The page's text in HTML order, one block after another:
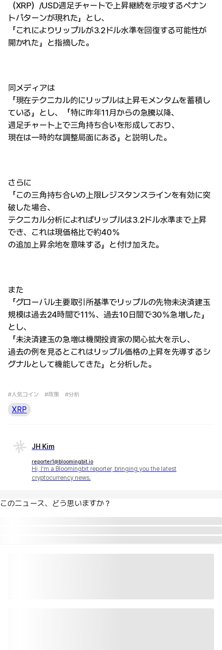
（XRP）/USD週足チャートで上昇継続を示唆するペナン
トパターンが現れた」とし、
「これによりリップルが3.2ドル水準を回復する可能性が
開かれた」と指摘した。
同メディアは
「現在テクニカル的にリップルは上昇モメンタムを蓄積し
ている」とし、「特に昨年11月からの急騰以降、
週足チャート上で三角持ち合いを形成しており、
現在は一時的な調整局面にある」と説明した。
さらに
「この三角持ち合いの上限レジスタンスラインを有効に突
破した場合、
テクニカル分析によればリップルは3.2ドル水準まで上昇
でき、これは現価格比で約40％
の追加上昇余地を意味する」と付け加えた。
また
「グローバル主要取引所基準でリップルの先物未決済建玉
規模は過去24時間で11％、過去10日間で30％急増した」
とし、
「未決済建玉の急増は機関投資家の関心拡大を示し、
過去の例を見るとこれはリップル価格の上昇を先導するシ
グナルとして機能してきた」と分析した。
#人気コイン #政策 #分析
XRP
JH Kim
reporter1@bloomingbit.io
Hi, I'm a Bloomingbit reporter, bringing you the latest
cryptocurrency news.
このニュース、どう思いますか？